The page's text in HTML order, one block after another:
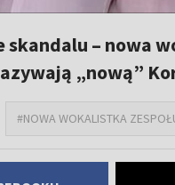
– nowa
„nową”
#NOWA WOKALISTKA